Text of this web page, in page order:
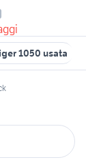
1050 usata